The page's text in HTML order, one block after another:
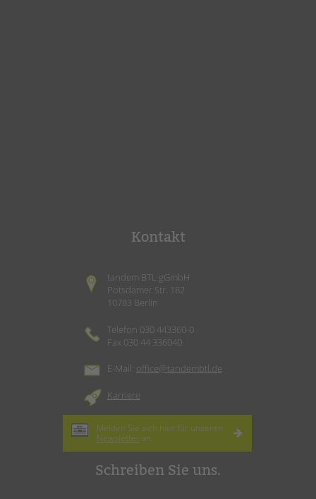
Kontakt
tandem BTL gGmbH
Potsdamer Str. 182
10783 Berlin
Telefon 030 443360-0
Fax 030 44 336040
E-Mail: office@tandembtl.de
Karriere
Melden Sie sich hier für unseren
Newsletter an.
Schreiben Sie uns.